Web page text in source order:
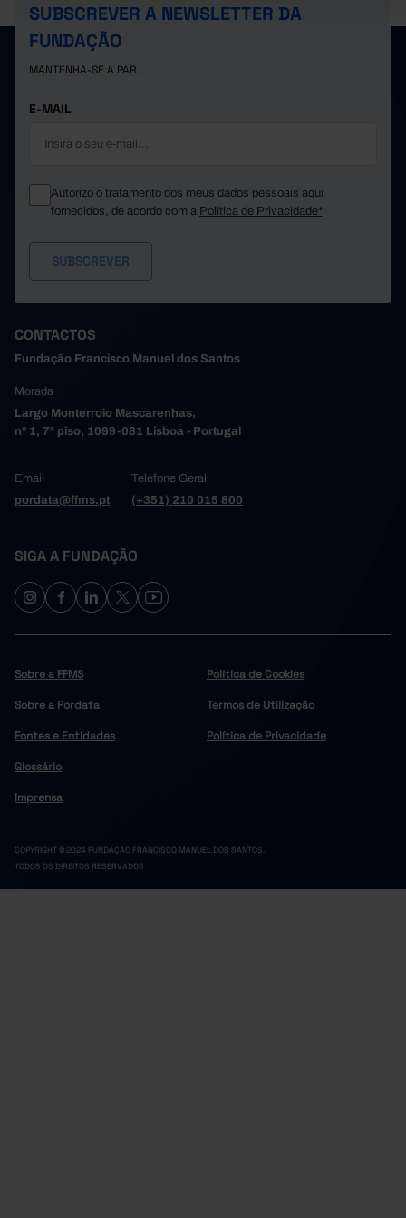
SUBSCREVER A NEWSLETTER DA
FUNDAÇÃO
MANTENHA-SE A PAR.
E-MAIL
Autorizo o tratamento dos meus dados pessoais aqui
fornecidos, de acordo com a Política de Privacidade*
CONTACTOS
Fundação Francisco Manuel dos Santos
Morada
Largo Monterroio Mascarenhas,
nº 1, 7º piso, 1099-081 Lisboa - Portugal
Email
pordata@ffms.pt
Telefone Geral
(+351) 210 015 800
SIGA A FUNDAÇÃO
Sobre a FFMS
Sobre a Pordata
Fontes e Entidades
Glossário
Imprensa
Política de Cookies
Termos de Utilização
Política de Privacidade
COPYRIGHT © 2024 FUNDAÇÃO FRANCISCO MANUEL DOS SANTOS.
TODOS OS DIREITOS RESERVADOS